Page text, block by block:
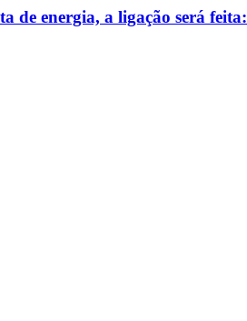
de energia, a ligação será feita: